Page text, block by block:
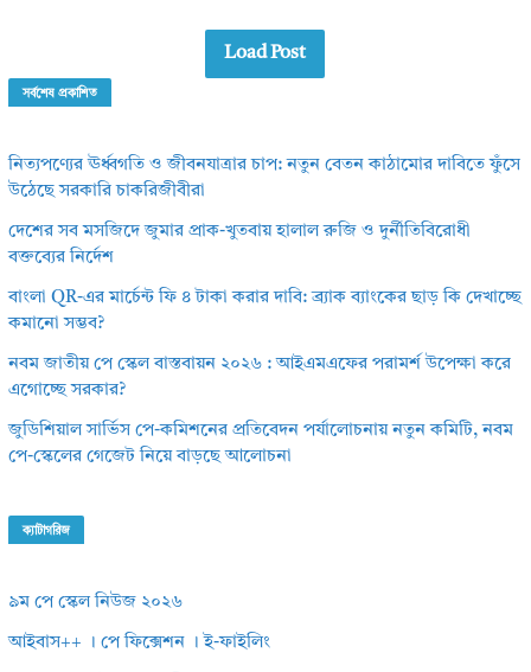
Load Post
সর্বশেষ প্রকাশিত
নিত্যপণ্যের ঊর্ধ্বগতি ও জীবনযাত্রার চাপ: নতুন বেতন কাঠামোর দাবিতে ফুঁসে
উঠেছে সরকারি চাকরিজীবীরা
দেশের সব মসজিদে জুমার প্রাক-খুতবায় হালাল রুজি ও দুর্নীতিবিরোধী
বক্তব্যের নির্দেশ
বাংলা QR-এর মার্চেন্ট ফি ৪ টাকা করার দাবি: ব্র্যাক ব্যাংকের ছাড় কি দেখাচ্ছে
কমানো সম্ভব?
নবম জাতীয় পে স্কেল বাস্তবায়ন ২০২৬ : আইএমএফের পরামর্শ উপেক্ষা করে
এগোচ্ছে সরকার?
জুডিশিয়াল সার্ভিস পে-কমিশনের প্রতিবেদন পর্যালোচনায় নতুন কমিটি, নবম
পে-স্কেলের গেজেট নিয়ে বাড়ছে আলোচনা
ক্যাটাগরিজ
৯ম পে স্কেল নিউজ ২০২৬
আইবাস++ । পে ফিক্সেশন । ই-ফাইলিং